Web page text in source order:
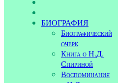
БИОГРАФИЯ
Биографический
очерк
Книга о Н.Д.
Спириной
Воспоминания